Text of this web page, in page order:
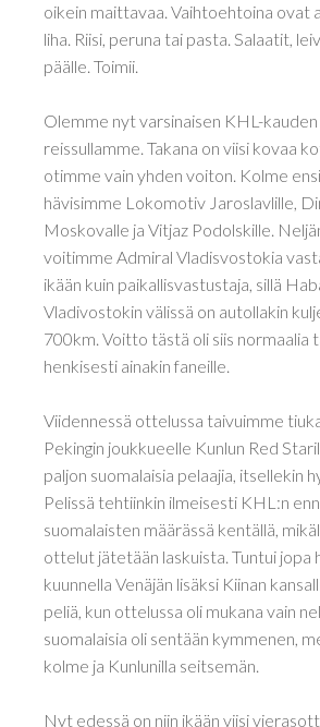
oikein maittavaa. Vaihtoehtoina ovat
liha. Riisi, peruna tai pasta. Salaatit,
päälle. Toimii.
Olemme nyt varsinaisen KHL-
reissullamme. Takana on viisi kovaa
otimme vain yhden voiton. Kolme
hävisimme Lokomotiv Jaroslavlille,
Moskovalle ja Vitjaz Podolskille.
voitimme Admiral Vladisvostokia
ikään kuin paikallisvastustaja, sillä
Vladivostokin välissä on autollakin
700km. Voitto tästä oli siis normaalia
henkisesti ainakin faneille.
Viidennessä ottelussa taivuimme
Pekingin joukkueelle Kunlun Red
paljon suomalaisia pelaajia, itsellekin
Pelissä tehtiinkin ilmeisesti KHL:n
suomalaisten määrässä kentällä,
ottelut jätetään laskuista. Tuntui jopa
kuunnella Venäjän lisäksi Kiinan
peliä, kun ottelussa oli mukana vain
suomalaisia oli sentään kymmenen,
kolme ja Kunlunilla seitsemän.
Nyt edessä on niin ikään viisi